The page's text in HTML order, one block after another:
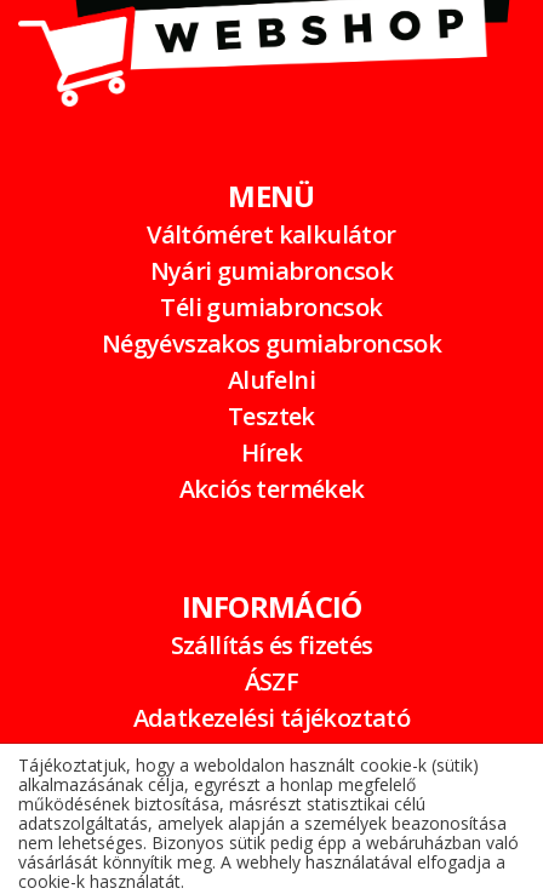
MENÜ
Váltóméret kalkulátor
Nyári gumiabroncsok
Téli gumiabroncsok
Négyévszakos gumiabroncsok
Alufelni
Tesztek
Hírek
Akciós termékek
INFORMÁCIÓ
Szállítás és fizetés
ÁSZF
Adatkezelési tájékoztató
Garancia
Online elállási nyilatkozat
Tájékoztatjuk, hogy a weboldalon használt cookie-k (sütik)
alkalmazásának célja, egyrészt a honlap megfelelő
működésének biztosítása, másrészt statisztikai célú
adatszolgáltatás, amelyek alapján a személyek beazonosítása
nem lehetséges. Bizonyos sütik pedig épp a webáruházban való
vásárlását könnyítik meg. A webhely használatával elfogadja a
cookie-k használatát.